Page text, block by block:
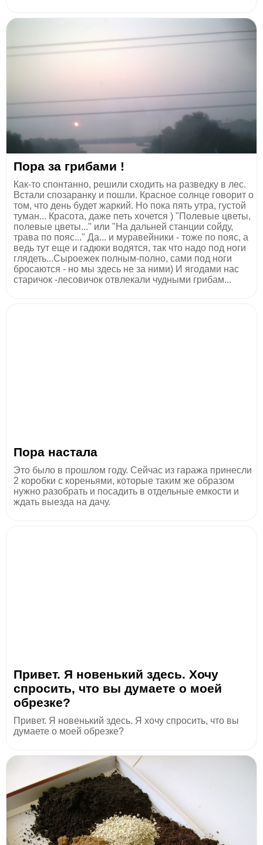
Пора за грибами !
Как-то спонтанно, решили сходить на разведку в лес.
Встали спозаранку и пошли. Красное солнце говорит о
том, что день будет жаркий. Но пока пять утра, густой
туман... Красота, даже петь хочется ) "Полевые цветы,
полевые цветы..." или "На дальней станции сойду,
трава по пояс..." Да... и муравейники - тоже по пояс, а
ведь тут еще и гадюки водятся, так что надо под ноги
глядеть...Сыроежек полным-полно, сами под ноги
бросаются - но мы здесь не за ними) И ягодами нас
старичок -лесовичок отвлекали чудными грибам...
Пора настала
Это было в прошлом году. Сейчас из гаража принесли
2 коробки с кореньями, которые таким же образом
нужно разобрать и посадить в отдельные емкости и
ждать выезда на дачу.
Привет. Я новенький здесь. Хочу
спросить, что вы думаете о моей
обрезке?
Привет. Я новенький здесь. Я хочу спросить, что вы
думаете о моей обрезке?